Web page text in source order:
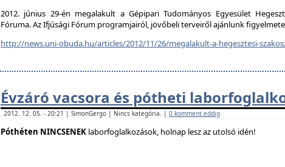
2012. június 29-én megalakult a Gépipari Tudományos Egyesület
Fóruma. Az Ifjúsági Fórum programjairól, jövőbeli terveiről ajánlunk
http://news.uni-obuda.hu/articles/2012/11/26/megalakult-a-hegesztesi-
Évzáró vacsora és pótheti
2012. 12. 05. - 20:21 | SimonGergo | Nincs kategória. | 0 komment eddig
Póthéten NINCSENEK laborfoglalkozások, holnap lesz az utolsó idén!